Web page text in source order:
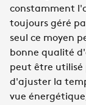
constamment
toujours géré
seul ce moyen
bonne qualité
peut être utilisé
d'ajuster la
vue